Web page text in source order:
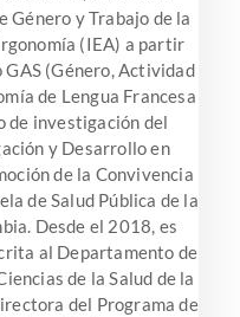
Género y Trabajo de la
(IEA) a partir
(Género, Actividad
de Lengua Francesa
de investigación del
y Desarrollo en
de la Convivencia
de Salud Pública de la
Desde el 2018, es
al Departamento de
de la Salud de la
del Programa de